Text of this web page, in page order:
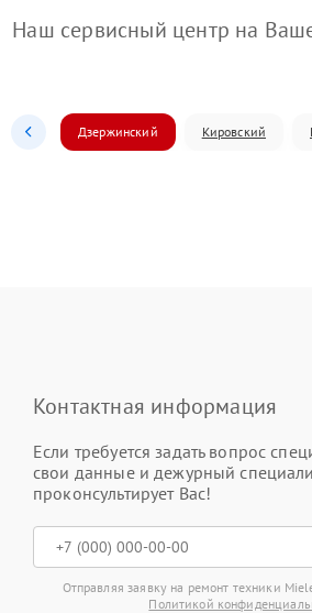
Наш сервисный центр на
Дзержинский Кировский
Контактная информация
Если требуется задать вопрос
свои данные и дежурный
проконсультирует Вас!
Отправляя заявку на ремонт техники
Политикой